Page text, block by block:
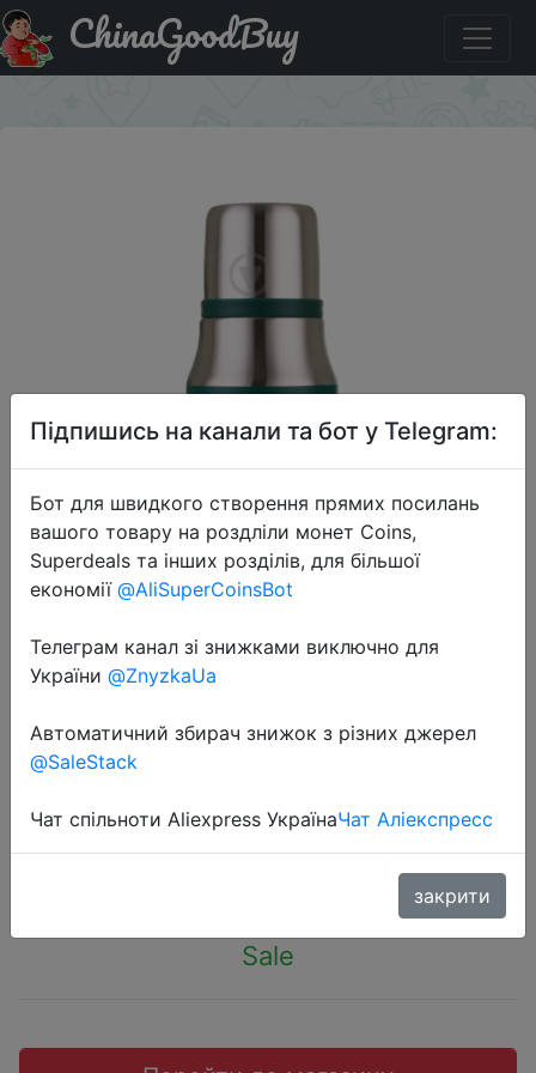
Акція на Термос Comfort 750 мл зеленый Flamberg
ChinaGoodBuy
Термос Comfort 750 мл зеленый
Flamberg
288.9 грн.
Sale
Підпишись на канали та бот у Telegram:
Бот для швидкого створення прямих посилань
вашого товару на роздліли монет Coins,
Superdeals та інших розділів, для більшої
економії @AliSuperCoinsBot
Телеграм канал зі знижками виключно для
України @ZnyzkaUa
Автоматичний збирач знижок з різних джерел
@SaleStack
Чат спільноти Aliexpress УкраїнаЧат Аліекспресс
закрити